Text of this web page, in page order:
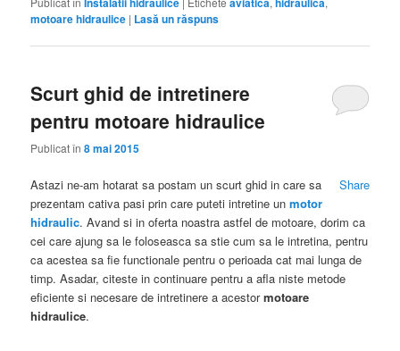
motoare hidraulice | Lasă un răspuns
Scurt ghid de intretinere
pentru motoare hidraulice
Publicat în8 mai 2015
Share
Astazi ne-am hotarat sa postam un scurt ghid in care sa
prezentam cativa pasi prin care puteti intretine unmotor
hidraulic. Avand si in oferta noastra astfel de motoare, dorim ca
cei care ajung sa le foloseasca sa stie cum sa le intretina, pentru
ca acestea sa fie functionale pentru o perioada cat mai lunga de
timp. Asadar, citeste in continuare pentru a afla niste metode
eficiente si necesare de intretinere a acestormotoare
hidraulice.